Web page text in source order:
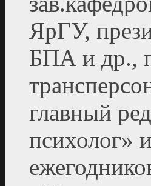
ЯрГУ,
БПА и др.,
главный
психолог»